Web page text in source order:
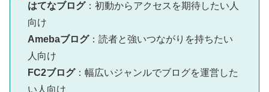
はてなブログ：初動からアクセスを期待したい人
向け
Amebaブログ：読者と強いつながりを持ちたい
人向け
FC2ブログ：幅広いジャンルでブログを運営した
い人向け